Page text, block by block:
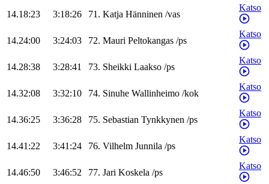
14.18:23 3:18:26 71. Katja Hänninen /vas
Katso
14.24:00 3:24:03 72. Mauri Peltokangas /ps
Katso
14.28:38 3:28:41 73. Sheikki Laakso /ps
Katso
14.32:08 3:32:10 74. Sinuhe Wallinheimo /kok
Katso
14.36:25 3:36:28 75. Sebastian Tynkkynen /ps
Katso
14.41:22 3:41:24 76. Vilhelm Junnila /ps
Katso
14.46:50 3:46:52 77. Jari Koskela /ps
Katso